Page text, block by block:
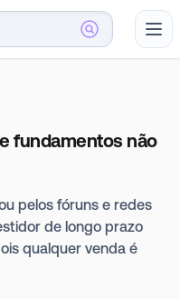
fundamentos não
pelos fóruns e redes
de longo prazo
qualquer venda é